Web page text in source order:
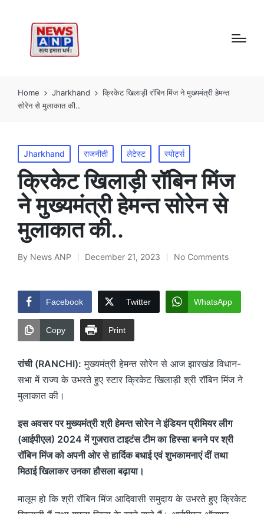
Home Jharkhand
क्रिकेट खिलाड़ी रॉबिन मिंज ने मुख्यमंत्री हेमन्त
सोरेन से मुलाकात की..
Posted
in
Jharkhand राजनीती लेटेस्ट स्पोर्ट्स
क्रिकेट खिलाड़ी रॉबिन मिंज
ने मुख्यमंत्री हेमन्त सोरेन से
मुलाकात की..
Posted
By News ANP December 21, 2023 No Comments
Facebook Twitter WhatsApp
Copy Print
रांची (RANCHI): मुख्यमंत्री हेमन्त सोरेन से आज झारखंड विधान-
सभा में राज्य के उभरते हुए स्टार क्रिकेट खिलाड़ी श्री रॉबिन मिंज ने
मुलाकात की।
इस अवसर पर मुख्यमंत्री श्री हेमन्त सोरेन ने इंडियन प्रीमियर लीग
(आईपीएल) 2024 में गुजरात टाइटंस टीम का हिस्सा बनने पर श्री
रॉबिन मिंज को अपनी ओर से हार्दिक बधाई एवं शुभकामनाएं दीं तथा
मिठाई खिलाकर उनका हौसला बढ़ाया।
मालूम हो कि श्री रॉबिन मिंज आदिवासी समुदाय के उभरते हुए क्रिकेट